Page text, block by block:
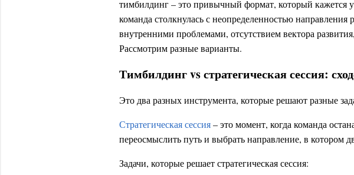
тимбилдинг – это привычный формат, который кажется
команда столкнулась с неопределенностью направления
внутренними проблемами, отсутствием вектора
Рассмотрим разные варианты.
Тимбилдинг vs стратегическая сессия:
Это два разных инструмента, которые решают разные
Стратегическая сессия– это момент, когда команда
переосмыслить путь и выбрать направление, в котором
Задачи, которые решает стратегическая сессия: